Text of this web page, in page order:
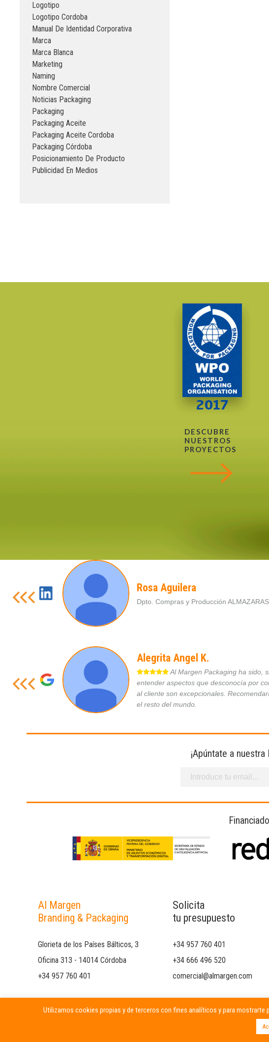
Logotipo
Logotipo Cordoba
Manual De Identidad Corporativa
Marca
Marca Blanca
Marketing
Naming
Nombre Comercial
Noticias Packaging
Packaging
Packaging Aceite
Packaging Aceite Cordoba
Packaging Córdoba
Posicionamiento De Producto
Publicidad En Medios
DESCUBRE
NUESTROS
PROYECTOS
Rosa Aguilera
Dpto. Compras y Producción
Alegrita Angel K.
Al Margen Packaging ha sido,
entender aspectos que desconocía por
al cliente son excepcionales.
el resto del mundo.
¡Apúntate a
Al Margen
Branding & Packaging
Glorieta de los Países Bálticos, 3
Oficina 313 - 14014 Córdoba
+34 957 760 401
Solicita
tu presupuesto
+34 957 760 401
+34 666 496 520
comercial@almargen.com
Utilizamos cookies propias y de terceros con fines analíticos y para mostrarte